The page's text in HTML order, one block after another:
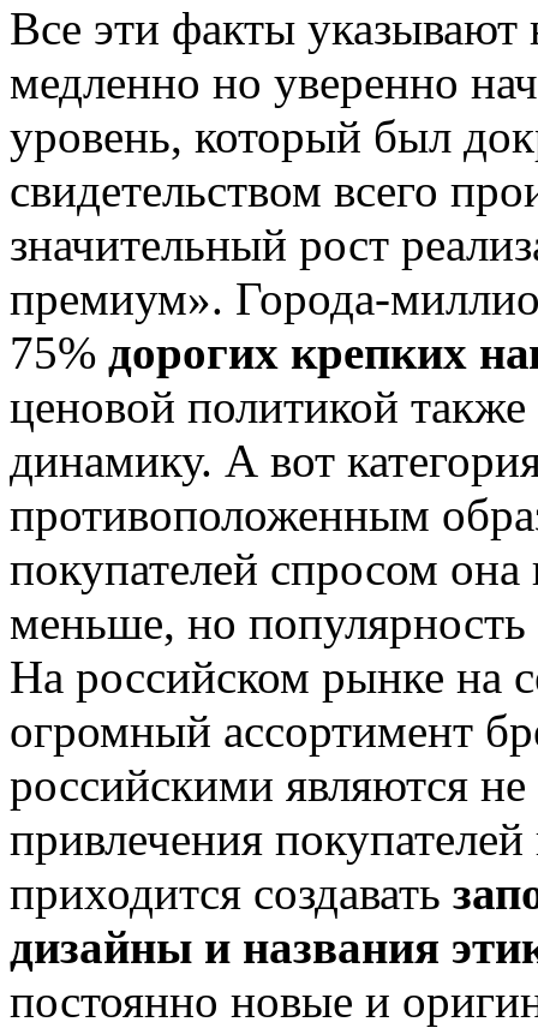
Все эти факты указывают
медленно но уверенно
уровень, который был
свидетельством всего
значительный рост
премиум». Города-
75% дорогих крепких
ценовой политикой
динамику. А вот
противоположенным
покупателей спросом
меньше, но популярность
На российском рынке на
огромный ассортимент
российскими являются
привлечения
приходится создавать
дизайны и названия
постоянно новые и